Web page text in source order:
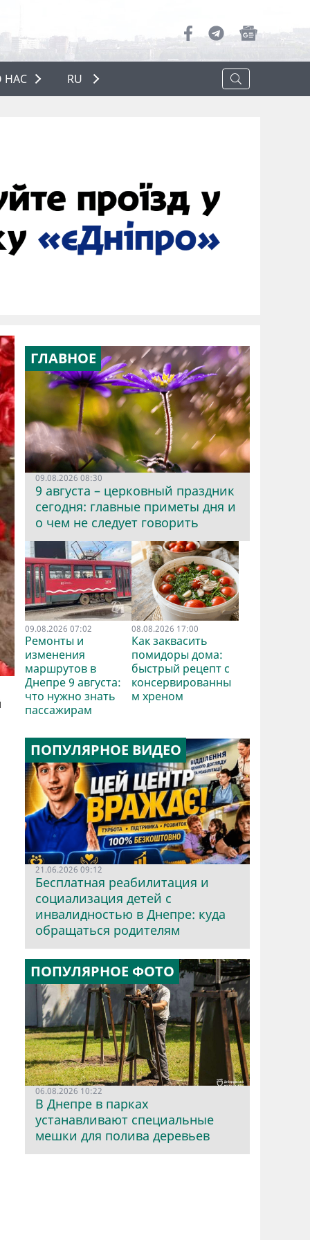
НАС
О НАС
RU
ГЛАВНОЕ
09.08.2026 08:30
9 августа – церковный праздник
сегодня: главные приметы дня и
о чем не следует говорить
09.08.2026 07:02
Ремонты и
изменения
маршрутов в
Днепре 9 августа:
что нужно знать
пассажирам
08.08.2026 17:00
Как заквасить
помидоры дома:
быстрый рецепт с
консервированны
м хреном
ПОПУЛЯРНОЕ ВИДЕО
21.06.2026 09:12
Бесплатная реабилитация и
социализация детей с
инвалидностью в Днепре: куда
обращаться родителям
ПОПУЛЯРНОЕ ФОТО
06.08.2026 10:22
В Днепре в парках
устанавливают специальные
мешки для полива деревьев